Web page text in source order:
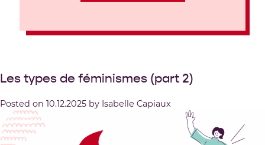
Les types de féminismes (part 2)
Posted on 10.12.2025 by Isabelle Capiaux